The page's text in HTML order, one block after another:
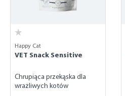
Happy Cat
VET Snack Sensitive
Chrupiąca przekąska dla
wrażliwych kotów